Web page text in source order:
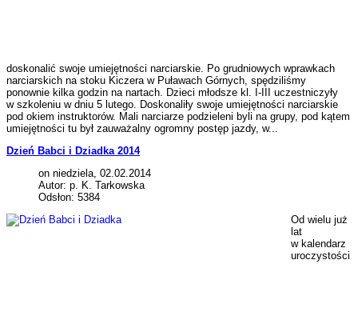
doskonalić swoje umiejętności narciarskie. Po grudniowych wprawkach
narciarskich na stoku Kiczera w Puławach Górnych, spędziliśmy
ponownie kilka godzin na nartach. Dzieci młodsze kl. I-III uczestniczyły
w szkoleniu w dniu 5 lutego. Doskonaliły swoje umiejętności narciarskie
pod okiem instruktorów. Mali narciarze podzieleni byli na grupy, pod kątem
umiejętności tu był zauważalny ogromny postęp jazdy, w...
Dzień Babci i Dziadka 2014
on niedziela, 02.02.2014
Autor: p. K. Tarkowska
Odsłon: 5384
Od wielu już
lat
w kalendarz
uroczystości